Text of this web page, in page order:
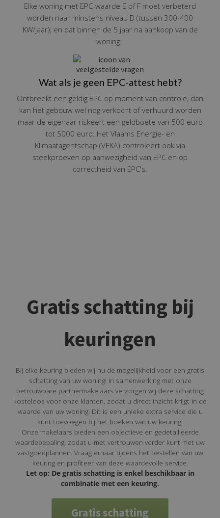
Elke woning met EPC-waarde E of F moet verbeterd
worden naar minstens niveau D (tussen 300-400
KW/jaar), en dat binnen de 5 jaar na aankoop van de
woning.
Wat als je geen EPC-attest hebt?
Ontbreekt een geldig EPC op moment van controle, dan
kan het gebouw wel nog verkocht of verhuurd worden
maar de eigenaar riskeert een geldboete van 500 euro
tot 5000 euro. Het Vlaams Energie- en
Klimaatagentschap (VEKA) controleert ook via
steekproeven op aanwezigheid van EPC en op
correctheid van EPC's.
Gratis schatting bij
keuringen
Bij elke keuring bieden wij nu de mogelijkheid voor een gratis
schatting van uw woning! In samenwerking met onze
betrouwbare partnermakelaars verzorgen wij deze schatting
kosteloos voor onze klanten, zodat u direct inzicht krijgt in de
waarde van uw woning. Dit is een unieke extra service die u
kunt toevoegen bij het boeken van uw keuring.
Onze makelaars bieden een objectieve en gedetailleerde
waardebepaling, zodat u met vertrouwen verder kunt met uw
vastgoedplannen. Vraag ernaar tijdens het bestellen van uw
keuring en profiteer van deze waardevolle service.
Let op: De gratis schatting is enkel beschikbaar in
combinatie met een keuring.
Gratis schatting